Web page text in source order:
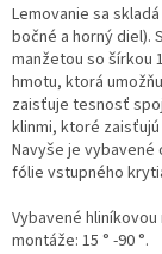
Lemovanie sa
bočné a horný diel).
manžetou so šírkou
hmotu, ktorá
zaisťuje tesnosť
klinmi, ktoré
Navyše je
fólie vstupného
Vybavené
montáže: 15 ° -90 °.